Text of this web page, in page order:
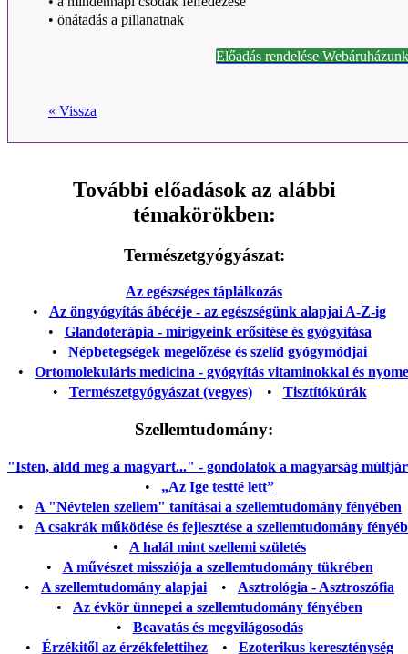
• önátadás a pillanatnak
Előadás rendelése
« Vissza
További előadások az alábbi
témakörökben:
Természetgyógyászat:
Az egészséges táplálkozás
• Az öngyógyítás ábécéje - az egészségünk alapjai A-Z-ig
• Glandoterápia - mirigyeink erősítése és gyógyítása
• Népbetegségek megelőzése és szelíd gyógymódjai
• Ortomolekuláris medicina - gyógyítás vitaminokkal és
• Természetgyógyászat (vegyes)• Tisztítókúrák
Szellemtudomány:
"Isten, áldd meg a magyart..." - gondolatok a magyarság
• „Az Ige testté lett”
• A "Névtelen szellem" tanításai a szellemtudomány fényében
• A csakrák működése és fejlesztése a szellemtudomány
• A halál mint szellemi születés
• A művészet missziója a szellemtudomány tükrében
• A szellemtudomány alapjai • Asztrológia - Asztroszófia
• Az évkör ünnepei a szellemtudomány fényében
• Beavatás és megvilágosodás
• Érzékitől az érzékfelettihez • Ezoterikus kereszténység